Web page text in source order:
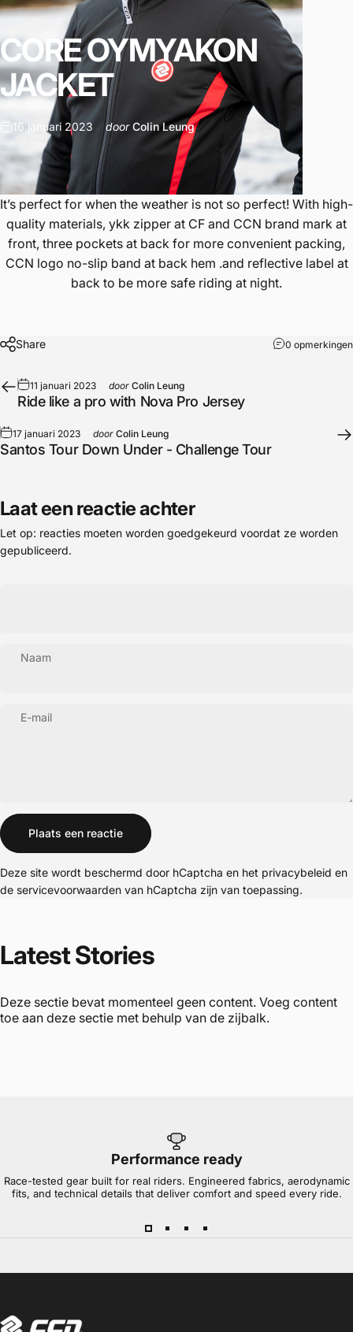
COREOYMYAKON
JACKET
16 januari 2023 doorColin Leung
It’s perfect for when the weather is not so perfect! With high-
quality materials, ykk zipper at CF and CCN brand mark at
front, three pockets at back for more convenient packing,
CCN logo no-slip band at back hem .and reflective label at
back to be more safe riding at night.
Share 0 opmerkingen
11 januari 2023 door Colin Leung
Ride like a pro with Nova Pro Jersey
17 januari 2023 door Colin Leung
Santos Tour Down Under - Challenge Tour
Laat een reactie achter
Let op: reacties moeten worden goedgekeurd voordat ze worden
gepubliceerd.
Naam
E-mail
Bericht
Plaats een reactie
Deze site wordt beschermd door hCaptcha en het privacybeleid en
de servicevoorwaarden van hCaptcha zijn van toepassing.
LatestStories
Deze sectie bevat momenteel geen content. Voeg content
toe aan deze sectie met behulp van de zijbalk.
Performance ready
Race-tested gear built for real riders. Engineered fabrics, aerodynamic
fits, and technical details that deliver comfort and speed every ride.
CCN Sport